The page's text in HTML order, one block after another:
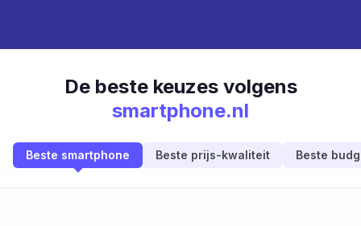
De beste keuzes volgens
smartphone.nl
Beste smartphone Beste prijs-kwaliteit Beste